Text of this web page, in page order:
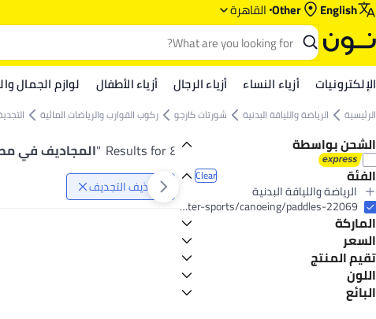
English
Other القاهرة
الإلكترونيات أزياء النساء أزياء الرجال أزياء الأطفال لوازم الجمال
الرئيسية الرياضة واللياقة البدنية شورتات كارجو ركوب القوارب والرياضات المائية
الشحن بواسطة
الفئة
Clear
الرياضة واللياقة البدنية
All الرياضة واللياقة البدنية
شورتات كارجو
All شورتات كارجو
ركوب القوارب والرياضات المائية
All ركوب القوارب والرياضات المائية
التجديف
All التجديف
sports-and-outdoors/sports/boating-and-water-sports/canoeing/paddles-22069
الماركة
سبرت
السعر
GO تقيم المنتج
0 Star or more
اللون
بيجالبائع
Rustomart Trade
٤ Results for "المجاديف في
مجاذيف التجديف